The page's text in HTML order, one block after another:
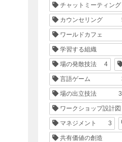
チャットミーティング
カウンセリング
ワールドカフェ
学習する組織
場の発散技法 4
言語ゲーム
場の出立技法 3
ワークショップ設計図
マネジメント 3
共有価値の創造